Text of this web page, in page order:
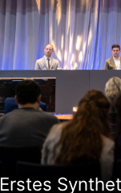
Erstes